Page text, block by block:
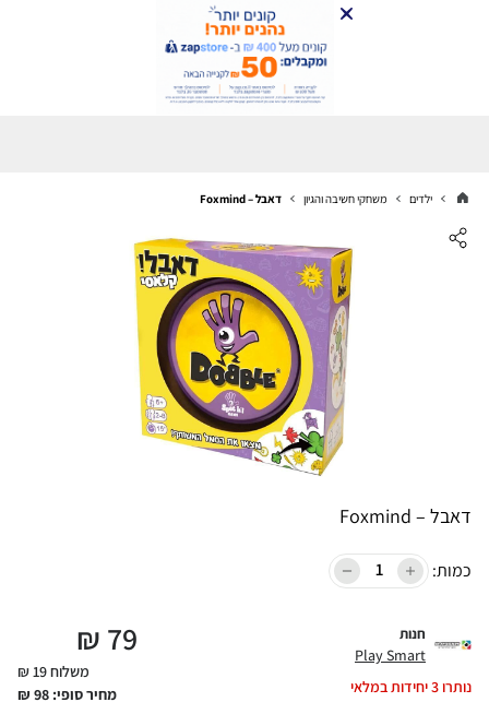
ילדים משחקי חשיבה והגיון דאבל – Foxmind
דאבל – Foxmind
כמות:
חנות
Play Smart
נותרו3יחידות במלאי
79
₪
משלוח 19 ₪
מחיר סופי: 98
₪